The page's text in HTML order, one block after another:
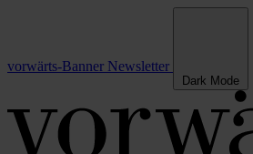
vorwärts-Banner Newsletter
Dark Mode